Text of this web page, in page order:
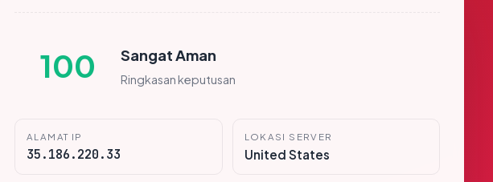
100 Sangat Aman
Ringkasan keputusan
ALAMAT IP
35.186.220.33
LOKASI SERVER
United States